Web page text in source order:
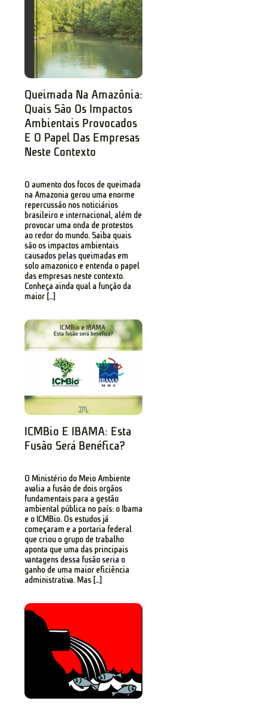
Queimada Na Amazônia:
Quais São Os Impactos
Ambientais Provocados
E O Papel Das Empresas
Neste Contexto
O aumento dos focos de queimada
na Amazônia gerou uma enorme
repercussão nos noticiários
brasileiro e internacional, além de
provocar uma onda de protestos
ao redor do mundo. Saiba quais
são os impactos ambientais
causados pelas queimadas em
solo amazônico e entenda o papel
das empresas neste contexto.
Conheça ainda qual a função da
maior […]
ICMBio E IBAMA: Esta
Fusão Será Benéfica?
O Ministério do Meio Ambiente
avalia a fusão de dois órgãos
fundamentais para a gestão
ambiental pública no país: o Ibama
e o ICMBio. Os estudos já
começaram e a portaria federal
que criou o grupo de trabalho
aponta que uma das principais
vantagens dessa fusão seria o
ganho de uma maior eficiência
administrativa. Mas […]